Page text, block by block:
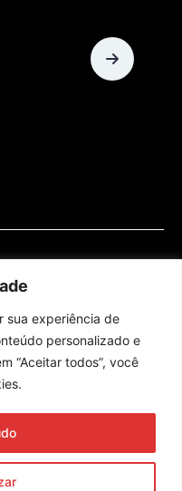
sua experiência de
personalizado e
“Aceitar todos”, você